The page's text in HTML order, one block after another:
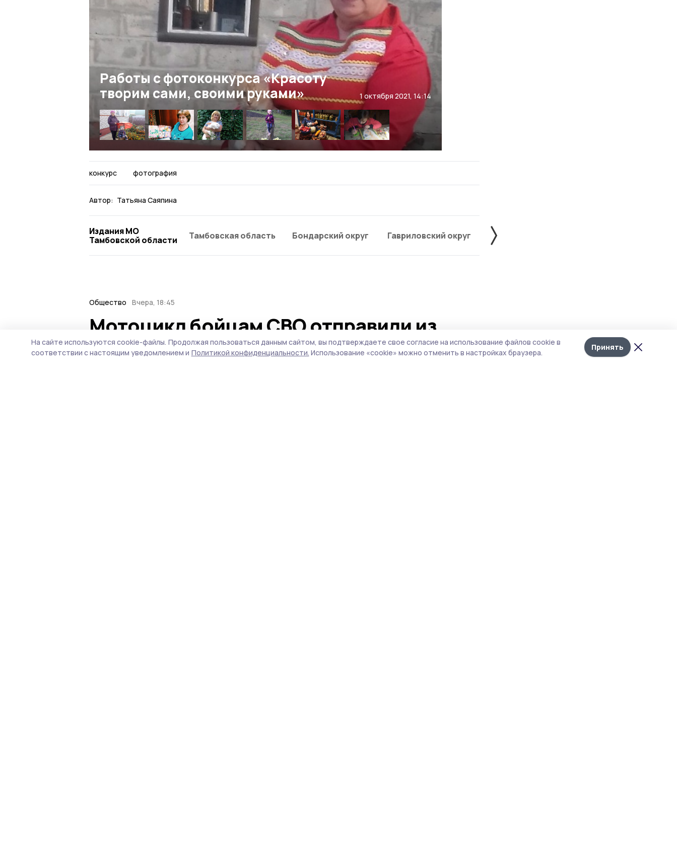
Лента
новостей
Работы с фотоконкурса «Красоту
творим сами, своими руками»
1 октября 2021, 14:14
конкурс фотография
Автор: Татьяна Саяпина
Издания МО
Тамбовской области
Тамбовская область Бондарский округ Гавриловский округ Жердевский округ
Общество Вчера, 18:45
Мотоцикл бойцам СВО отправили из
Ржаксинского округа
На сайте используются cookie-файлы. Продолжая пользоваться данным сайтом, вы подтверждаете свое согласие на использование файлов cookie в
соответствии с настоящим уведомлением и Политикой конфиденциальности. Использование «cookie» можно отменить в настройках браузера.
Принять